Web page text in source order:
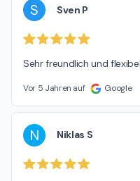
S Sven P
Sehr freundlich und
Vor 5 Jahren auf Google
N Niklas S